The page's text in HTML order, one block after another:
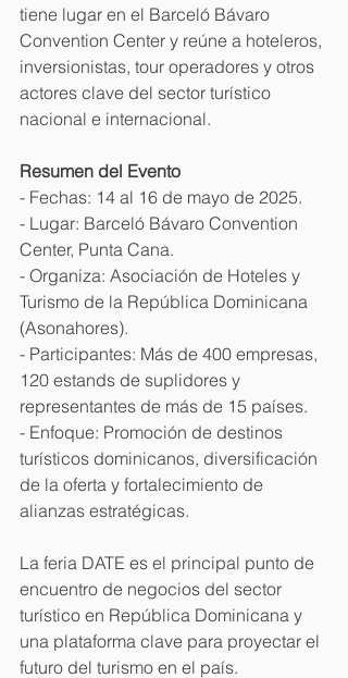
tiene lugar en el Barceló Bávaro
Convention Center y reúne a hoteleros,
inversionistas, tour operadores y otros
actores clave del sector turístico
nacional e internacional.
Resumen del Evento
- Fechas: 14 al 16 de mayo de 2025.
- Lugar: Barceló Bávaro Convention
Center, Punta Cana.
- Organiza: Asociación de Hoteles y
Turismo de la República Dominicana
(Asonahores).
- Participantes: Más de 400 empresas,
120 estands de suplidores y
representantes de más de 15 países.
- Enfoque: Promoción de destinos
turísticos dominicanos, diversificación
de la oferta y fortalecimiento de
alianzas estratégicas.
La feria DATE es el principal punto de
encuentro de negocios del sector
turístico en República Dominicana y
una plataforma clave para proyectar el
futuro del turismo en el país.